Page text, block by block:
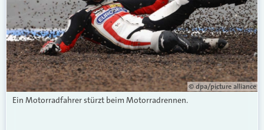
© dpa/picture alliance
Ein Motorradfahrer stürzt beim Motorradrennen.